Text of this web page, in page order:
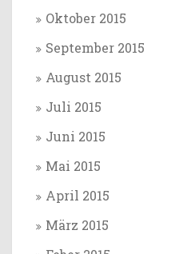
Oktober 2015
September 2015
August 2015
Juli 2015
Juni 2015
Mai 2015
April 2015
März 2015